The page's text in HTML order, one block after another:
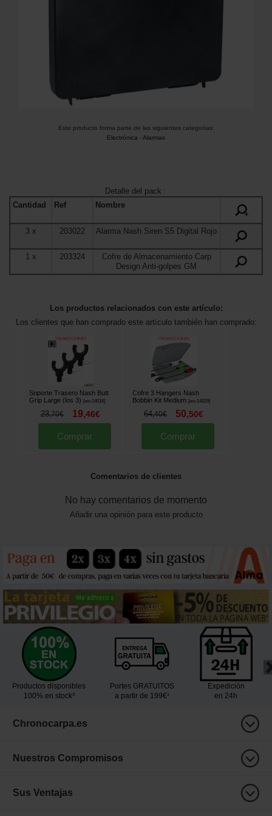
Este producto forma parte de las siguientes categorías:
Electrónica -Alarmas
Detalle del pack :
Cantidad
Ref
Nombre
+
3x 203022 Alarma Nash Siren S5 Digital Rojo
1x 203324
Cofre de Almacenamiento Carp
Design Anti-golpes GM
Los productos relacionados con este artículo:
Los clientes que han comprado este artículo también han comprado:
Soporte Trasero Nash Butt
Grip Large (los 3)
[esc14018]
23,70€ 19,46€
Comprar
Cofre 3 Hangers Nash
Bobbin Kit Medium [esc14029]
64,40€ 50,50€
Comprar
Comentarios de clientes
No hay comentarios de momento
Añadir una opinión para este producto
Productos disponibles
100% en stock³
Portes GRATUITOS
a partir de 199€¹
Expedición
en 24h
Chronocarpa.es
Nuestros Compromisos
Sus Ventajas